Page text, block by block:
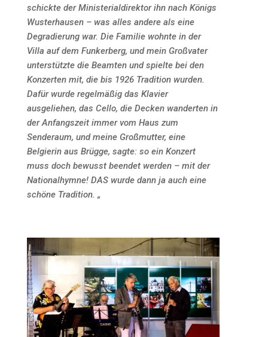
schickte der Ministerialdirektor ihn nach Königs
Wusterhausen – was alles andere als eine
Degradierung war. Die Familie wohnte in der
Villa auf dem Funkerberg, und mein Großvater
unterstützte die Beamten und spielte bei den
Konzerten mit, die bis 1926 Tradition wurden.
Dafür wurde regelmäßig das Klavier
ausgeliehen, das Cello, die Decken wanderten in
der Anfangszeit immer vom Haus zum
Senderaum, und meine Großmutter, eine
Belgierin aus Brügge, sagte: so ein Konzert
muss doch bewusst beendet werden – mit der
Nationalhymne! DAS wurde dann ja auch eine
schöne Tradition. „